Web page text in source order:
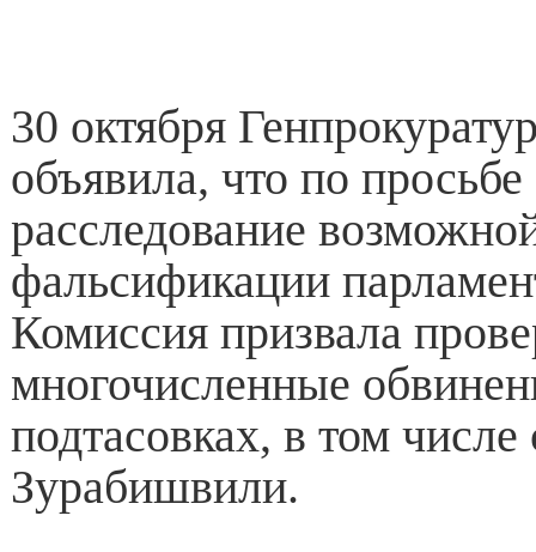
30 октября
объявила, что по
расследование
фальсификации
Комиссия призвала
многочисленные
подтасовках, в том
Зурабишвили.